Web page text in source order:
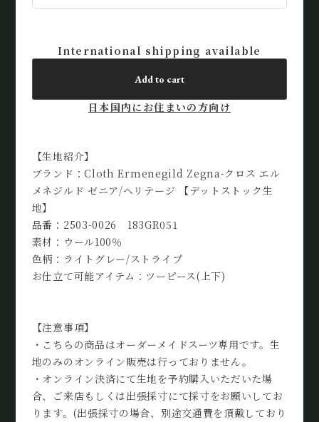
International shipping available
Add to cart
日本国内にお住まいの方向け
【生地紹介】
ブランド：Cloth Ermenegild Zegna-クロス エル
メネジルド ゼニア/ヘリテージ 【デットストック生
地】
品番：2503-0026 183GR051
素材：ウール100％
色柄：ライトグレー/ストライプ
お仕立て可能アイテム：ツーピース(上下)
【注意事項】
・こちらの商品はオーダーメイドスーツ専用です。生
地のみのオンライン販売は行っておりません。
・オンライン決済にて生地を予約購入いただいた場
合、ご来店もしくは出張採寸にて採寸をお願いしてお
ります。(出張採寸の場合、別途交通費を頂戴しており